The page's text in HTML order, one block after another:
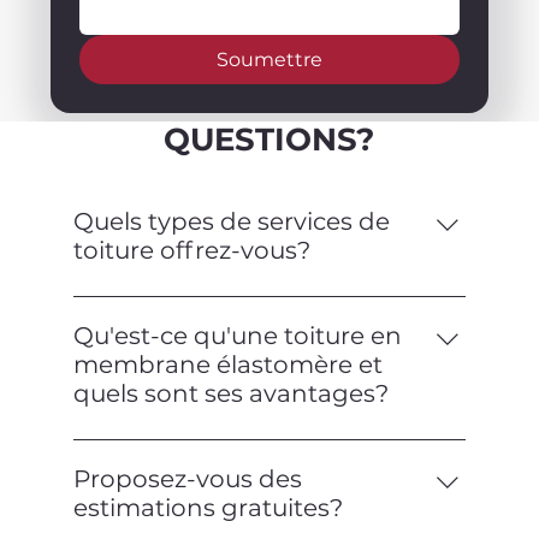
Soumettre
QUESTIONS?
Quels types de services de
toiture offrez-vous?
Nous offrons une gamme complète de
services de toiture, y compris
l'installation, la réparation, l'entretien et
les inspections pour les toitures
sommes spécialisés dans les toitures en
membrane élastomère.
Qu'est-ce qu'une toiture en
membrane élastomère et
quels sont ses avantages?
Une toiture en membrane élastomère
est un type de toiture plate fabriquée à
partir d'un matériau flexible et
Proposez-vous des
estimations gratuites?